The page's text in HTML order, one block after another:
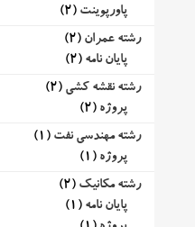
پاورپوینت (2)
رشته عمران (2)
پایان نامه (2)
رشته نقشه کشی (2)
پروژه (2)
رشته مهندسی نفت (1)
پروژه (1)
رشته مکانیک (2)
پایان نامه (1)